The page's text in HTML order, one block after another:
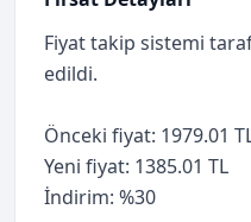
Fiyat takip sistemi
edildi.
Önceki fiyat: 1979.01
Yeni fiyat: 1385.01 TL
İndirim: %30